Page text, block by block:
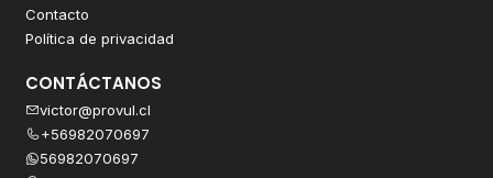
Contacto
Política de privacidad
CONTÁCTANOS
victor@provul.cl
+56982070697
56982070697